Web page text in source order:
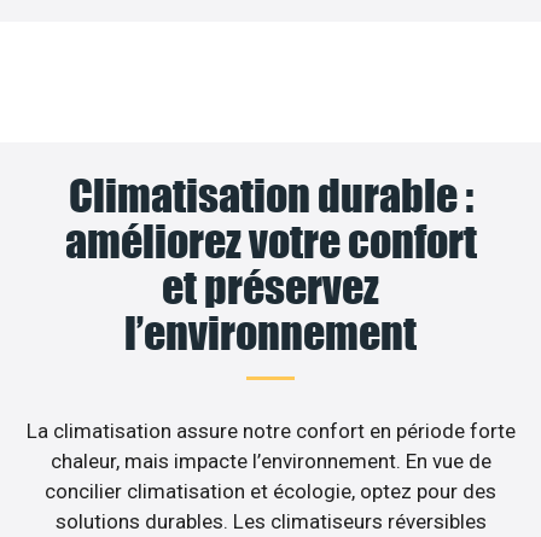
Climatisation durable :
améliorez votre confort
et préservez
l’environnement
La climatisation assure notre confort en période forte
chaleur, mais impacte l’environnement. En vue de
concilier climatisation et écologie, optez pour des
solutions durables. Les climatiseurs réversibles